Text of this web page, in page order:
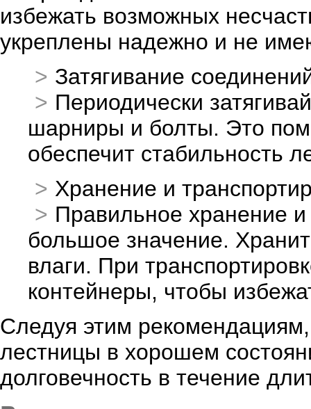
избежать возможных
укреплены надежно и не
Затягивание
Периодически
шарниры и болты. Это
обеспечит стабильность
Хранение и
Правильное хранение
большое значение.
влаги. При
контейнеры, чтобы
Следуя этим
лестницы в хорошем
долговечность в течение